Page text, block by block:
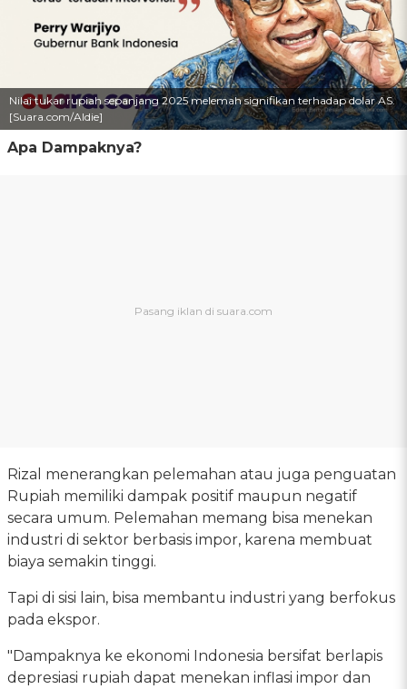
Nilai tukar rupiah sepanjang 2025 melemah signifikan terhadap dolar AS.
[Suara.com/Aldie]
Apa Dampaknya?
Rizal menerangkan pelemahan atau juga penguatan
Rupiah memiliki dampak positif maupun negatif
secara umum. Pelemahan memang bisa menekan
industri di sektor berbasis impor, karena membuat
biaya semakin tinggi.
Tapi di sisi lain, bisa membantu industri yang berfokus
pada ekspor.
"Dampaknya ke ekonomi Indonesia bersifat berlapis
depresiasi rupiah dapat menekan inflasi impor dan